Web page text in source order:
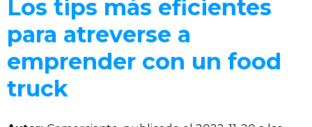
Los tips más eficientes
para atreverse a
emprender con un food
truck